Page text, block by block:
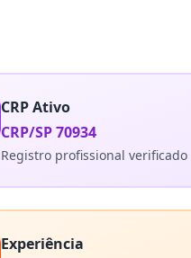
CRP Ativo
CRP/SP 70934
Registro profissional verificado
Experiência